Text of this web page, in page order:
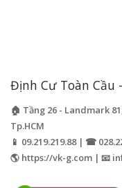
Định Cư Toàn Cầu
🏠 Tầng 26 - Landmark
Tp.HCM
📱 09.219.219.88 | ☎
🌎 https://vk-g.com | 📧